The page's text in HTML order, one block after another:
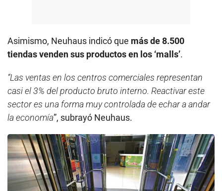
Asimismo, Neuhaus indicó que más de 8.500
tiendas venden sus productos en los ‘malls’.
“Las ventas en los centros comerciales representan
casi el 3% del producto bruto interno. Reactivar este
sector es una forma muy controlada de echar a andar
la economía”, subrayó Neuhaus.